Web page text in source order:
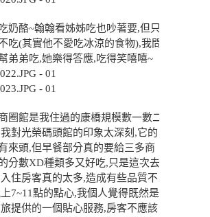
奶酪~翰翰看姊姊吃也吵著要,但只
吃(其實他不愛吃冰涼的食物),我問
弟弟吃,她樂得答應,吃得笑嘻嘻~
圈館是我住過的康橋規模數一數二
對光榮碼頭館的印象太深刻,它的
來頭,但早餐部分真的要給三多商
分數XD種類多又好吃,只是這次去
住房客真的太多,造成有些品質不
7~11點的點心,我個人覺得既然是
提供的一個貼心服務,房客不應該